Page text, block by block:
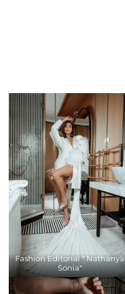
Fashion Editorial " Nathanya
Sonia"